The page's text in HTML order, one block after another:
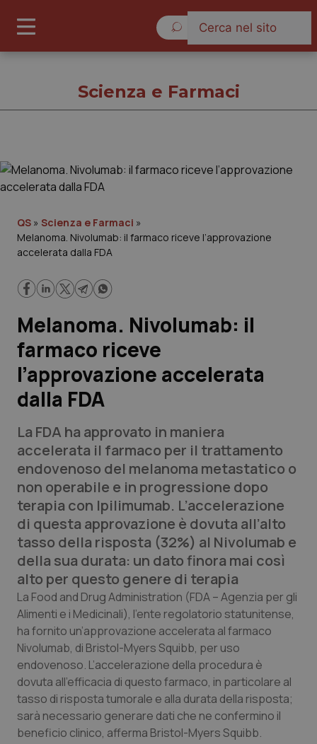
Governo e Parlamento
Regioni e Asl
Lavoro e Professioni
Scienza e Farmaci
Studi e Analisi
Lettere al direttore
Edizioni Regionali
QS Pro
Professionisti Sanitari.AI
Abruzzo
Basilicata
Calabria
Campania
Emilia-Romagna
QS Pro Gold
Artrite & artrosi
Asma & BPCO
Car-T
Colesterolo & coronaropatie
QS Club Newsletter
Scienza e Farmaci
QS » Scienza e Farmaci »
Melanoma. Nivolumab: il farmaco riceve l’approvazione
accelerata dalla FDA
Melanoma. Nivolumab: il
farmaco riceve
l’approvazione accelerata
dalla FDA
La FDA ha approvato in maniera
accelerata il farmaco per il trattamento
endovenoso del melanoma metastatico o
non operabile e in progressione dopo
terapia con Ipilimumab. L’accelerazione
di questa approvazione è dovuta all’alto
tasso della risposta (32%) al Nivolumab e
della sua durata: un dato finora mai così
alto per questo genere di terapia
La Food and Drug Administration (FDA – Agenzia per gli
Alimenti e i Medicinali), l’ente regolatorio statunitense,
ha fornito un’approvazione accelerata al farmaco
Nivolumab, di Bristol-Myers Squibb, per uso
endovenoso. L’accelerazione della procedura è
dovuta all’efficacia di questo farmaco, in particolare al
tasso di risposta tumorale e alla durata della risposta;
sarà necessario generare dati che ne confermino il
beneficio clinico, afferma Bristol-Myers Squibb.